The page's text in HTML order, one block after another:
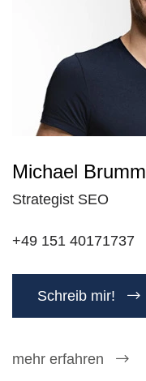
Michael Brumm
Strategist SEO
+49 151 40171737
Schreib mir!
mehr erfahren